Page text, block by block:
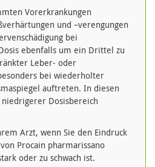
Vorerkrankungen
und –verengungen
bei
ebenfalls um ein Drittel zu
Leber- oder
bei wiederholter
auftreten. In diesen
Dosisbereich
Arzt, wenn Sie den Eindruck
Procain pharmarissano
oder zu schwach ist.